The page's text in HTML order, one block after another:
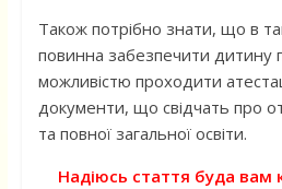
Також потрібно знати, що в
повинна забезпечити дитину
можливістю проходити
документи, що свідчать про
та повної загальної освіти.
Надіюсь стаття буда